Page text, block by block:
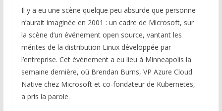
Il y a eu une scène quelque peu absurde que personne
n’aurait imaginée en 2001 : un cadre de Microsoft, sur
la scène d’un événement open source, vantant les
mérites de la distribution Linux développée par
l’entreprise. Cet événement a eu lieu à Minneapolis la
semaine dernière, où Brendan Burns, VP Azure Cloud
Native chez Microsoft et co-fondateur de Kubernetes,
a pris la parole.